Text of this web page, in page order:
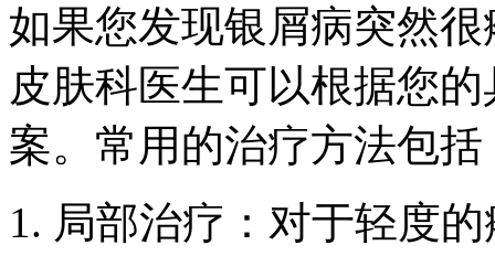
如果您发现银屑病突然
皮肤科医生可以根据您
案。常用的治疗方法包括
1. 局部治疗：对于轻度